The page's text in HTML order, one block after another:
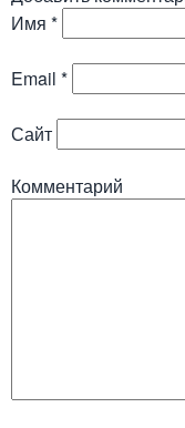
Имя *
Email *
Сайт
Комментарий